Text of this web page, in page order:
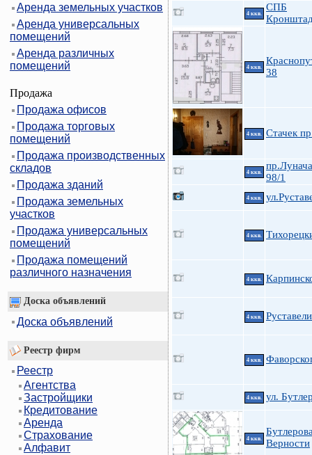
Аренда земельных участков
Аренда универсальных
помещений
Аренда различных
помещений
Продажа
Продажа офисов
Продажа торговых
помещений
Продажа производственных
складов
Продажа зданий
Продажа земельных
участков
Продажа универсальных
помещений
Продажа помещений
различного назначения
Доска объявлений
Доска объявлений
Реестр фирм
Реестр
Агентства
Застройщики
Кредитование
Аренда
Страхование
Алфавит
4 ккв.
СПБ
4 ккв.
38
4 ккв. Стачек
4 ккв.
98/1
4 ккв.
4 ккв.
4 ккв.
4 ккв.
4 ккв.
4 ккв. ул.
4 ккв.
Верности